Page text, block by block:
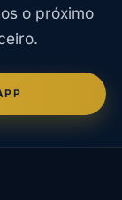
o próximo